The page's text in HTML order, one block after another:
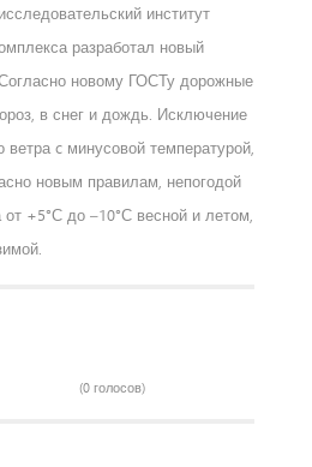
институт
разработал новый
новому ГОСТу дорожные
в снег и дождь. Исключение
ветра c минусовой температурой,
новым правилам, непогодой
от +5°С до –10°С весной и летом,
(0 голосов)